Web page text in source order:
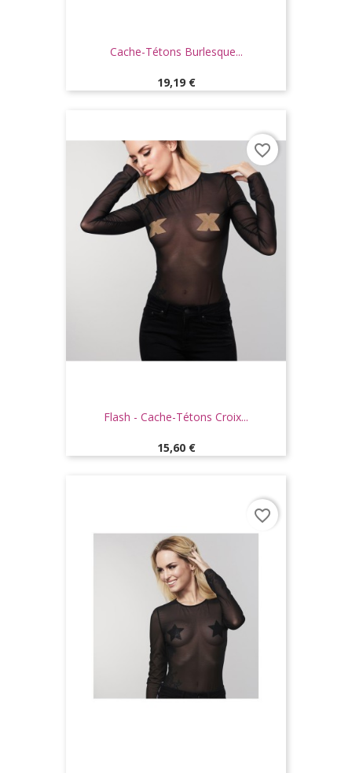
Cache-Tétons Burlesque...
Prix
19,19 €
Flash - Cache-Tétons Croix...
Prix
15,60 €
favorite_border
favorite_border